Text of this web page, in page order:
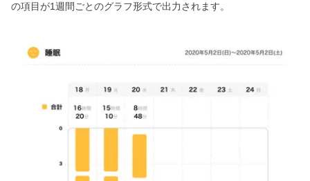
の項目が1週間ごとのグラフ形式で出力されます。